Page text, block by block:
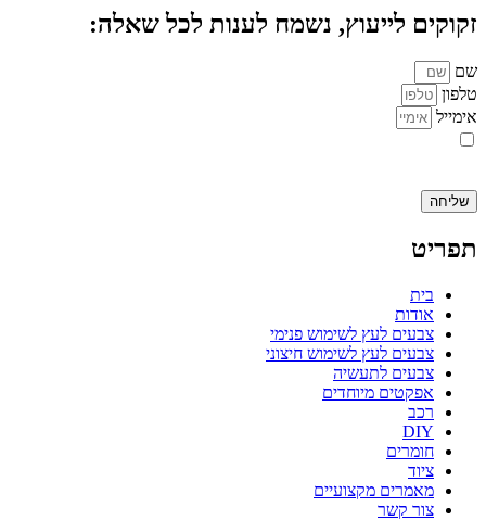
זקוקים לייעוץ, נשמח לענות לכל שאלה:
שם
טלפון
אימייל
שליחה
תפריט
בית
אודות
צבעים לעץ לשימוש פנימי
צבעים לעץ לשימוש חיצוני
צבעים לתעשיה
אפקטים מיוחדים
רכב
DIY
חומרים
ציוד
מאמרים מקצועיים
צור קשר